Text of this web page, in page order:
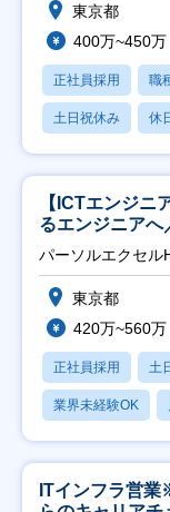
東京都
400万~450万
正社員採用 職
土日祝休み 休
【ICTエンジニ
るエンジニアへ
パーソルエクセル
東京都
420万~560万
正社員採用 土
業界未経験OK
ITインフラ営